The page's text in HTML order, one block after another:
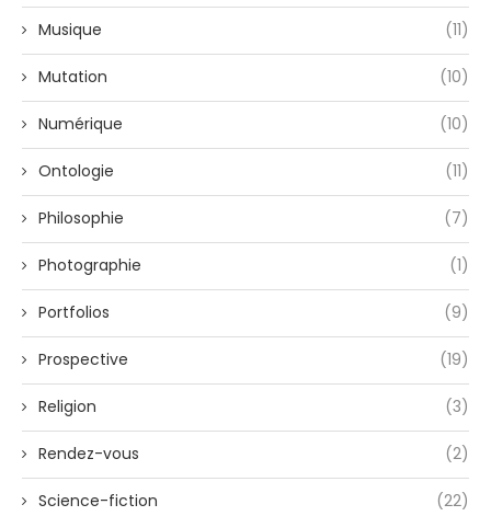
Musique (11)
Mutation (10)
Numérique (10)
Ontologie (11)
Philosophie (7)
Photographie (1)
Portfolios (9)
Prospective (19)
Religion (3)
Rendez-vous (2)
Science-fiction (22)